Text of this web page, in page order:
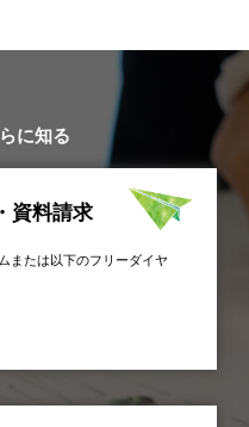
に知る
資料請求
または以下のフリーダイヤ